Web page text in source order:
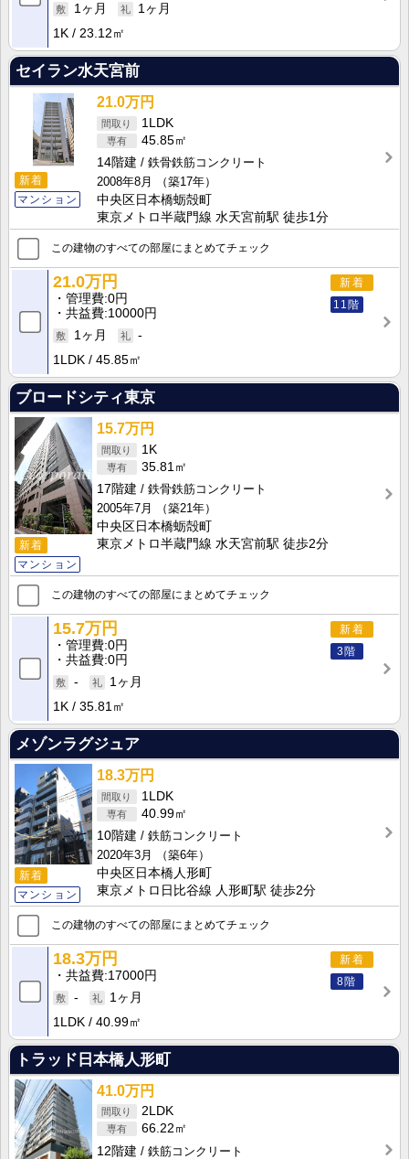
1ヶ月
1ヶ月
1K
23.12㎡
セイラン水天宮前
新着
マンション
21.0万円
1LDK
45.85㎡
14階建
鉄骨鉄筋コンクリート
2008年8月
（築17年）
中央区日本橋蛎殻町
東京メトロ半蔵門線 水天宮前駅 徒歩1分
この建物のすべての部屋にまとめてチェック
新着
11階
21.0万円
管理費 0円
共益費 10000円
1ヶ月
-
1LDK
45.85㎡
ブロードシティ東京
新着
マンション
15.7万円
1K
35.81㎡
17階建
鉄骨鉄筋コンクリート
2005年7月
（築21年）
中央区日本橋蛎殻町
東京メトロ半蔵門線 水天宮前駅 徒歩2分
この建物のすべての部屋にまとめてチェック
新着
3階
15.7万円
管理費 0円
共益費 0円
-
1ヶ月
1K
35.81㎡
メゾンラグジュア
新着
マンション
18.3万円
1LDK
40.99㎡
10階建
鉄筋コンクリート
2020年3月
（築6年）
中央区日本橋人形町
東京メトロ日比谷線 人形町駅 徒歩2分
この建物のすべての部屋にまとめてチェック
新着
8階
18.3万円
共益費 17000円
-
1ヶ月
1LDK
40.99㎡
トラッド日本橋人形町
41.0万円
2LDK
66.22㎡
12階建
鉄筋コンクリート